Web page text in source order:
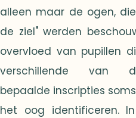
alleen maar de ogen,
de ziel" werden
overvloed van pupillen
verschillende van
bepaalde inscripties
het oog identificeren.